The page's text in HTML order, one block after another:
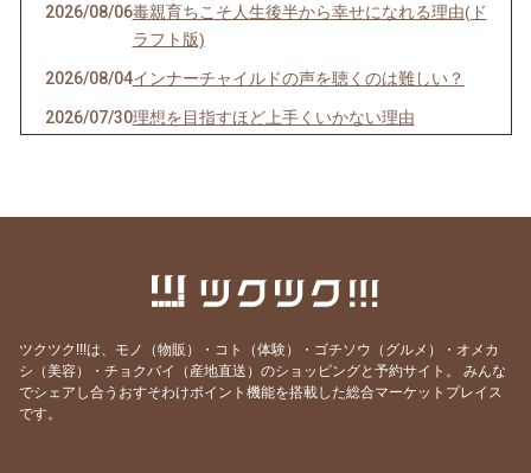
2026/08/06毒親育ちこそ人生後半から幸せになれる理由(ド
ラフト版)
2026/08/04インナーチャイルドの声を聴くのは難しい？
2026/07/30理想を目指すほど上手くいかない理由
とは？
ました💦
も怖くなくなります
2026/07/13世界を照らす《灯火》は私自身だった
ツクツク!!!は、モノ（物販）・コト（体験）・ゴチソウ（グルメ）・オメカ
シ（美容）・チョクバイ（産地直送）のショッピングと予約サイト。
みんな
でシェアし合うおすそわけポイント機能を搭載した総合マーケットプレイス
です。